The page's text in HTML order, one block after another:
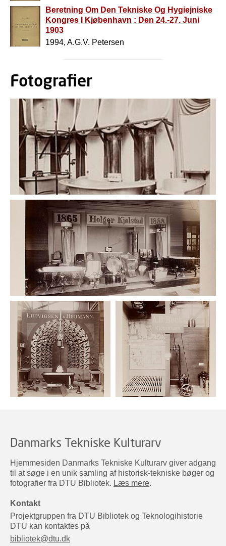
Beretning Om Den Tekniske Og Hygiejniske
Kongres I Kjøbenhavn : Den 24.-27. Juni
1903
1994, A.G.V. Petersen
Fotografier
Danmarks Tekniske Kulturarv
Hjemmesiden Danmarks Tekniske Kulturarv giver adgang
til at søge i en unik samling af historisk-tekniske bøger og
fotografier fra DTU Bibliotek. Læs mere.
Kontakt
Projektgruppen fra DTU Bibliotek og Teknologihistorie
DTU kan kontaktes på
bibliotek@dtu.dk